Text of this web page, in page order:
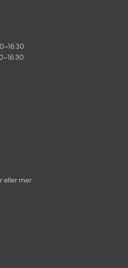
eller mer